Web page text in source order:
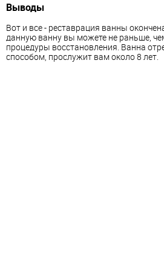
Выводы
Вот и все - реставрация ванны
данную ванну вы можете не раньше,
процедуры восстановления. Ванна
способом, прослужит вам около 8 лет.